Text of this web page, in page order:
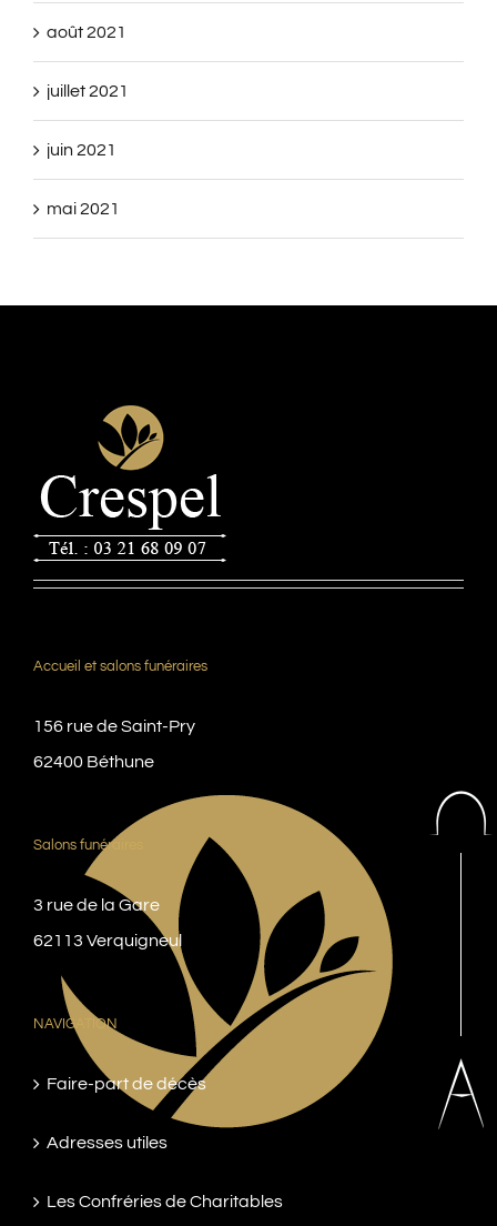
août 2021
juillet 2021
juin 2021
mai 2021
Accueil et salons funéraires
156 rue de Saint-Pry
62400 Béthune
Salons funéraires
3 rue de la Gare
62113 Verquigneul
NAVIGATION
Faire-part de décès
Adresses utiles
Les Confréries de Charitables